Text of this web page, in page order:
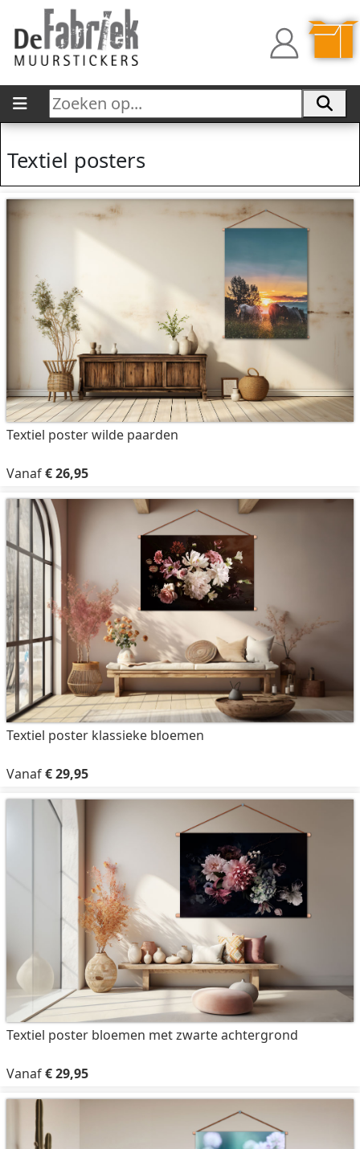
Textiel posters
Textiel poster wilde paarden
Vanaf€ 26,95
Textiel poster klassieke bloemen
Vanaf€ 29,95
Textiel poster bloemen met zwarte achtergrond
Vanaf€ 29,95